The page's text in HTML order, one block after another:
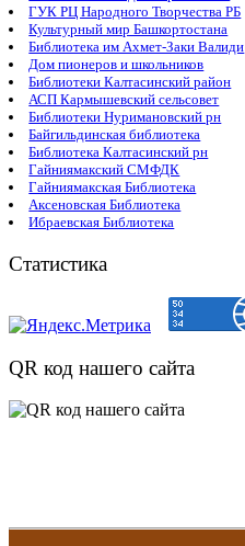
ГУК РЦ Народного Творчества РБ
Культурный мир Башкортостана
Библиотека им Ахмет-Заки Валиди
Дом пионеров и школьников
Библиотеки Калтасинский район
АСП Кармышевский сельсовет
Библиотеки Нуримановский рн
Байгильдинская библиотека
Библиотека Калтасинский рн
Гайниямакский СМФДК
Гайниямакская Библиотека
Аксеновская Библиотека
Ибраевская Библиотека
Статистика
QR код нашего сайта